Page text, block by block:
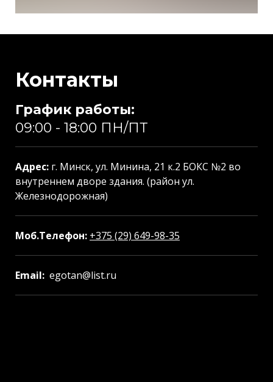
Контакты
График работы:
09:00 - 18:00 ПН/ПТ
Адрес: г. Минск, ул. Минина, 21 к.2 БОКС №2 во
внутреннем дворе здания. (район ул.
Железнодорожная)
Моб.Телефон: +375 (29) 649-98-35
Email: egotan@list.ru